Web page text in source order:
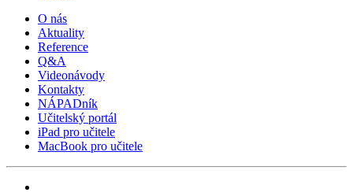
O nás
Aktuality
Reference
Q&A
Videonávody
Kontakty
NÁPADník
Učitelský portál
iPad pro učitele
MacBook pro učitele